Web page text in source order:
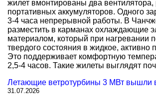
жилет вмонтированы два
портативных аккумуляторов. Одного
3-4 часа непрерывной работы. В
разместить в карманах охлаждающие
материалом, который при нагревании
твердого состояния в жидкое, активно
Это поддерживает комфортную
2,5-4 часов. Такие жилеты выглядят
Летающие ветротурбины 3 МВт вышли
31.07.2026